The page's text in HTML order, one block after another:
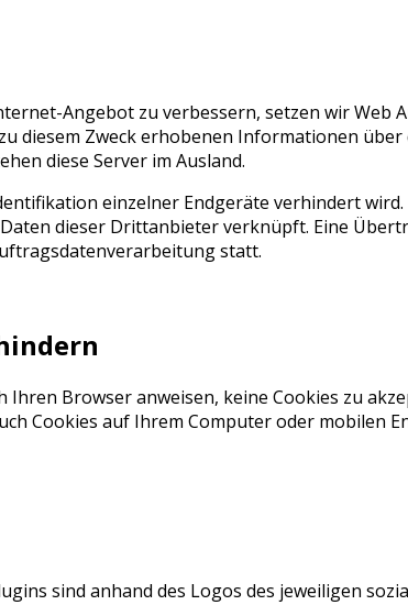
Angebot zu verbessern, setzen wir Web
diesem Zweck erhobenen Informationen
diese Server im Ausland.
einzelner Endgeräte verhindert wird.
dieser Drittanbieter verknüpft. Eine
statt.
Browser anweisen, keine Cookies zu
Cookies auf Ihrem Computer oder mobilen
sind anhand des Logos des jeweiligen